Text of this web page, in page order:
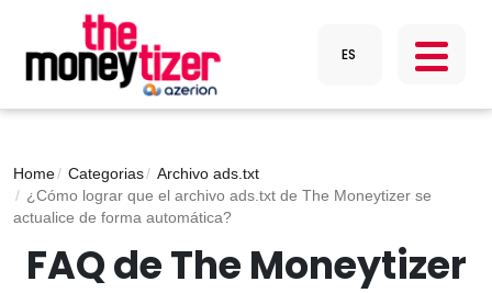
Home Categorias
Archivo ads.txt
¿Cómo lograr que el archivo ads.txt de The Moneytizer se
actualice de forma automática?
FAQ de The Moneytizer